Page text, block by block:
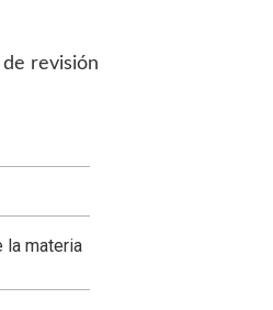
revisión
la materia